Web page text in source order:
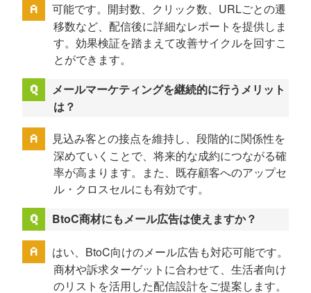
可能です。開封数、クリック数、URLごとの遷
移数など、配信後に詳細なレポートを提供しま
す。効果検証を踏まえて改善サイクルを回すこ
とができます。
メールマーケティングを継続的に行うメリット
は？
見込み客との接点を維持し、段階的に関係性を
深めていくことで、将来的な成約につながる確
率が高まります。また、既存顧客へのアップセ
ル・クロスセルにも有効です。
BtoC商材にもメール広告は使えますか？
はい、BtoC向けのメール広告も対応可能です。
商材や訴求ターゲットに合わせて、生活者向け
のリストを活用した配信設計をご提案します。